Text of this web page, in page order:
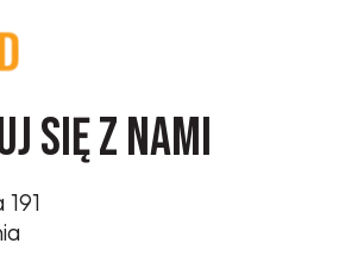
się z nami